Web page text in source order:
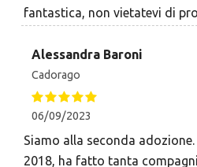
fantastica, non vietatevi di
Alessandra Baroni
Cadorago
06/09/2023
Siamo alla seconda
2018, ha fatto tanta